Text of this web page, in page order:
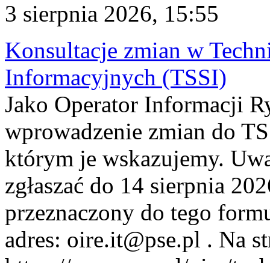
3 sierpnia 2026, 15:55
Konsultacje zmian w
Informacyjnych (TSSI)
Jako Operator Informacji
wprowadzenie zmian do
którym je wskazujemy.
zgłaszać do 14 sierpnia
przeznaczony do tego
adres: oire.it@pse.pl . Na